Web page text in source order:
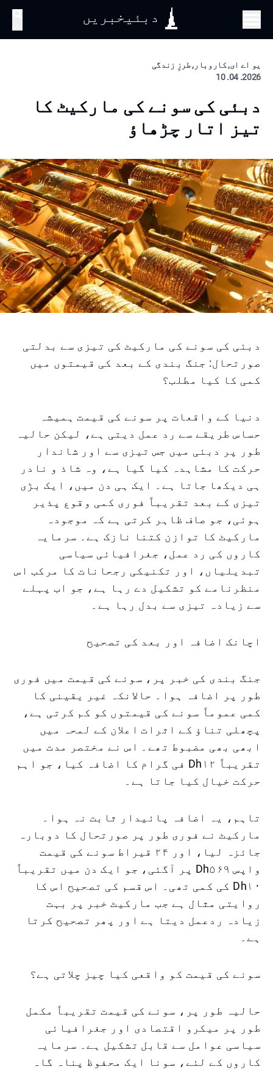
دبئیخبریں
یو اے ای, کاروبار, طرزِ زندگی
2026. 04. 10
دبئی کی سونے کی مارکیٹ کا
تیز اتار چڑھاؤ
دبئی کی سونے کی مارکیٹ کی تیزی سے بدلتی
صورتحال: جنگ بندی کے بعد کی قیمتوں میں
کمی کا کیا مطلب؟
دنیا کے واقعات پر سونے کی قیمت ہمیشہ
حساس طریقے سے رد عمل دیتی ہے، لیکن حالیہ
طور پر دبئی میں جس تیزی سے اور شاندار
حرکت کا مشاہدہ کیا گیا ہے، وہ شاذ و نادر
ہی دیکھا جاتا ہے۔ ایک ہی دن میں، ایک بڑی
تیزی کے بعد تقریباً فوری کمی وقوع پذیر
ہوئی، جو صاف ظاہر کرتی ہے کہ موجودہ
مارکیٹ کا توازن کتنا نازک ہے۔ سرمایہ
کاروں کی رد عمل، جغرافیائی سیاسی
تبدیلیاں، اور تکنیکی رجحانات کا مرکب اس
منظرنامے کو تشکیل دے رہا ہے، جو اب پہلے
سے زیادہ تیزی سے بدل رہا ہے۔
اچانک اضافہ اور بعد کی تصحیح
جنگ بندی کی خبر پر، سونے کی قیمت میں فوری
طور پر اضافہ ہوا۔ حالانکہ غیر یقینی کا
کمی عموماً سونے کی قیمتوں کو کم کرتی ہے،
پچھلی تناؤ کے اثرات اعلان کے لمحہ میں
ابھی بھی مضبوط تھے۔ اس نے مختصر مدت میں
تقریباً Dh۱۲ فی گرام کا اضافہ کیا، جو اہم
حرکت خیال کیا جاتا ہے۔
تاہم، یہ اضافہ پائیدار ثابت نہ ہوا۔
مارکیٹ نے فوری طور پر صورتحال کا دوبارہ
جائزہ لیا، اور ۲۴ قیراط سونے کی قیمت
واپس Dh۵۶۹ پر آگئی، جو ایک دن میں تقریباً
Dh۱۰ کی کمی تھی۔ اس قسم کی تصحیح اس کا
روایتی مثال ہے جب مارکیٹ خبر پر بہت
زیادہ ردعمل دیتا ہے اور پھر تصحیح کرتا
ہے۔
سونے کی قیمت کو واقعی کیا چیز چلاتی ہے؟
حالیہ طور پر، سونے کی قیمت تقریباً مکمل
طور پر میکرو اقتصادی اور جغرافیائی
سیاسی عوامل سے قابل تشکیل ہے۔ سرمایہ
کاروں کے لئے، سونا ایک محفوظ پناہ گاہ